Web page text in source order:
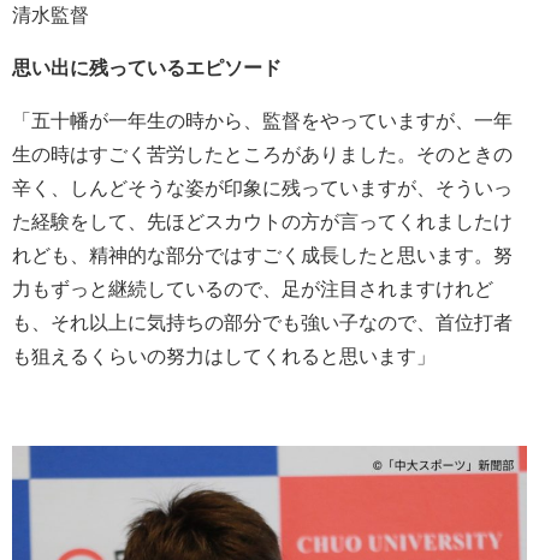
清水監督
思い出に残っているエピソード
「五十幡が一年生の時から、監督をやっていますが、一年
生の時はすごく苦労したところがありました。そのときの
辛く、しんどそうな姿が印象に残っていますが、そういっ
た経験をして、先ほどスカウトの方が言ってくれましたけ
れども、精神的な部分ではすごく成長したと思います。努
力もずっと継続しているので、足が注目されますけれど
も、それ以上に気持ちの部分でも強い子なので、首位打者
も狙えるくらいの努力はしてくれると思います」